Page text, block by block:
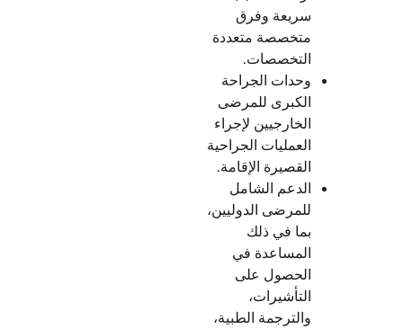
سريعة وفرق
متخصصة متعددة
التخصصات.
وحدات الجراحة
الكبرى للمرضى
الخارجيين لإجراء
العمليات الجراحية
القصيرة الإقامة.
الدعم الشامل
للمرضى الدوليين،
بما في ذلك
المساعدة في
الحصول على
التأشيرات،
والترجمة الطبية،